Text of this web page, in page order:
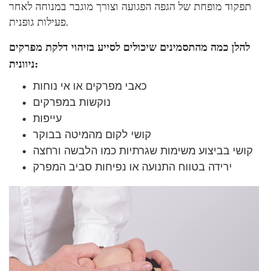
תפקוד מופחת של הגפה הפגועה וצורך מוגבר במנוחה לאחר
פעילות גופנית.
להלן כמה מהתסמינים שיכולים לסייע בזיהוי דלקת מפרקים
ניוונית:
כאבי מפרקים או אי נוחות
נוקשות במפרקים
עייפות
קושי לקום מהמיטה בבוקר
קושי בביצוע משימות שגרתיות כמו הלבשה ורחצה
ירידה בטווח התנועה או נפיחות סביב המפרק